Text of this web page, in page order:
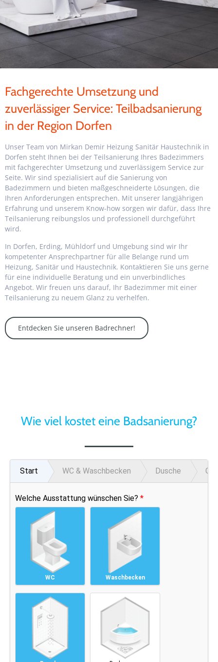
Fachgerechte Umsetzung und
zuverlässiger Service: Teilbadsanierung
in der Region Dorfen
Unser Team von Mirkan Demir Heizung Sanitär Haustechnik in
Dorfen steht Ihnen bei der Teilsanierung Ihres Badezimmers
mit fachgerechter Umsetzung und zuverlässigem Service zur
Seite. Wir sind spezialisiert auf die Sanierung von
Badezimmern und bieten maßgeschneiderte Lösungen, die
Ihren Anforderungen entsprechen. Mit unserer langjährigen
Erfahrung und unserem Know-how sorgen wir dafür, dass Ihre
Teilsanierung reibungslos und professionell durchgeführt
wird.
In Dorfen, Erding, Mühldorf und Umgebung sind wir Ihr
kompetenter Ansprechpartner für alle Belange rund um
Heizung, Sanitär und Haustechnik. Kontaktieren Sie uns gerne
für eine individuelle Beratung und ein unverbindliches
Angebot. Wir freuen uns darauf, Ihr Badezimmer mit einer
Teilsanierung zu neuem Glanz zu verhelfen.
Entdecken Sie unseren Badrechner!
Wie viel kostet eine Badsanierung?